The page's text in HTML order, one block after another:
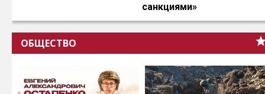
санкциями»
ОБЩЕСТВО